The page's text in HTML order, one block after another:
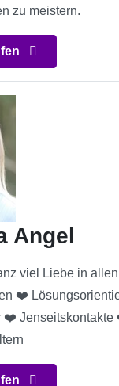
zu meistern.
Angel
viel Liebe in allen
❤️
❤️